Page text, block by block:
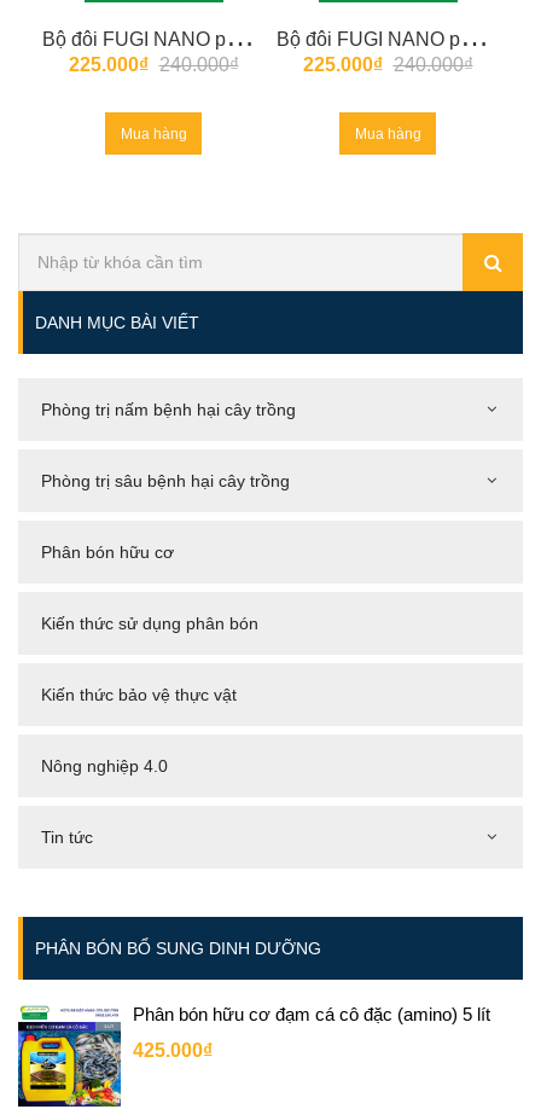
B
ộ đôi FUGI NANO phòng trị nấm bệnh hại gừng, nghệ
225.000₫ 240.000₫
Mua hàng
B
ộ đôi FUGI NANO phòng trị nấm bệnh hại khoai ( khoai lang, khoai tây, khoai môn, khoai sọ, khoai mì, khoai mỡ, sâm đất, hoài sơn, dong riềng)
225.000₫ 240.000₫
Mua hàng
DANH MỤC BÀI VIẾT
Phòng trị nấm bệnh hại cây trồng
Phòng trị sâu bệnh hại cây trồng
Phân bón hữu cơ
Kiến thức sử dụng phân bón
Kiến thức bảo vệ thực vật
Nông nghiệp 4.0
Tin tức
PHÂN BÓN BỔ SUNG DINH DƯỠNG
Phân bón hữu cơ đạm cá cô đặc (amino) 5 lít
425.000₫